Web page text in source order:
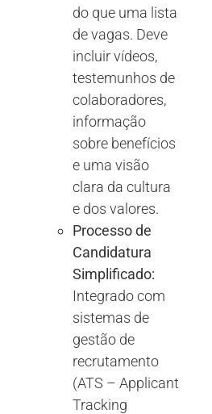
do que uma lista
de vagas. Deve
incluir vídeos,
testemunhos de
colaboradores,
informação
sobre benefícios
e uma visão
clara da cultura
e dos valores.
Processo de
Candidatura
Simplificado:
Integrado com
sistemas de
gestão de
recrutamento
(ATS – Applicant
Tracking